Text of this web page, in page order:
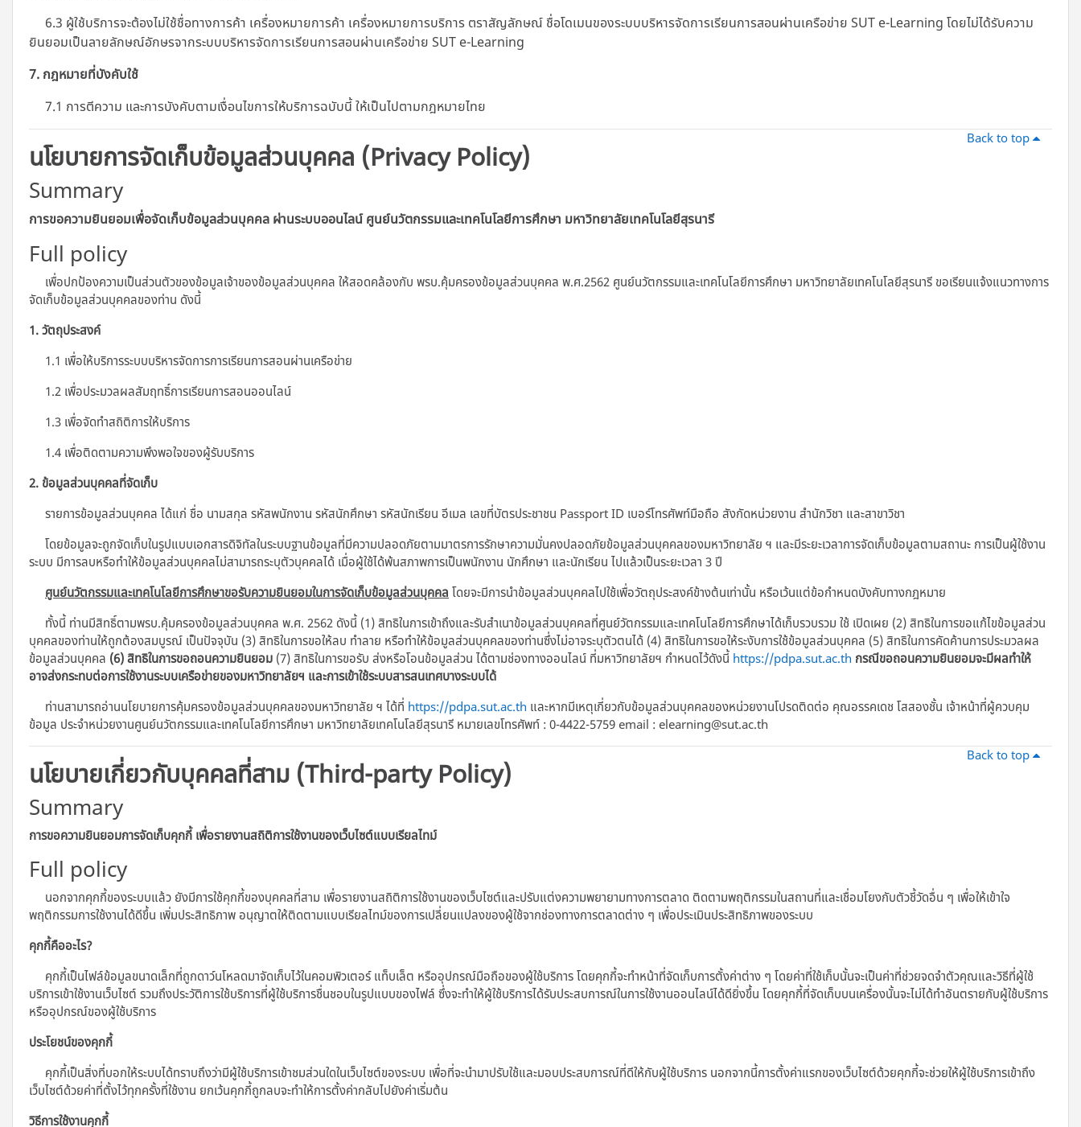
6.3 ผู้ใช้บริการจะต้องไม่ใช้ชื่อทางการค้า เครื่องหมายการค้า เครื่องหมายการบริการ ตราสัญลักษณ์ ชื่อโดเมนของระบบบริหารจัดการเรียนการสอนผ่านเครือข่าย SUT e-Learning โดยไม่ได้รับความ
ยินยอมเป็นลายลักษณ์อักษรจากระบบบริหารจัดการเรียนการสอนผ่านเครือข่าย SUT e-Learning
7. กฎหมายที่บังคับใช้
7.1 การตีความ และการบังคับตามเงื่อนไขการให้บริการฉบับนี้ ให้เป็นไปตามกฎหมายไทย
Back to top
นโยบายการจัดเก็บข้อมูลส่วนบุคคล (Privacy Policy)
Summary
การขอความยินยอมเพื่อจัดเก็บข้อมูลส่วนบุคคล ผ่านระบบออนไลน์ศูนย์นวัตกรรมและเทคโนโลยีการศึกษา มหาวิทยาลัยเทคโนโลยีสุรนารี
Full policy
เพื่อปกป้องความเป็นส่วนตัวของข้อมูลเจ้าของข้อมูลส่วนบุคคล ให้สอดคล้องกับ พรบ.คุ้มครองข้อมูลส่วนบุคคล พ.ศ.2562 ศูนย์นวัตกรรมและเทคโนโลยีการศึกษา มหาวิทยาลัยเทคโนโลยีสุรนารี ขอเรียนแจ้งแนวทางการ
จัดเก็บข้อมูลส่วนบุคคลของท่าน ดังนี้
1. วัตถุประสงค์
1.1 เพื่อให้บริการระบบบริหารจัดการการเรียนการสอนผ่านเครือข่าย
1.2 เพื่อประมวลผลสัมฤทธิ์การเรียนการสอนออนไลน์
1.3 เพื่อจัดทำสถิติการให้บริการ
1.4 เพื่อติดตามความพึงพอใจของผู้รับบริการ
2. ข้อมูลส่วนบุคคลที่จัดเก็บ
รายการข้อมูลส่วนบุคคล ได้แก่ ชื่อ นามสกุล รหัสพนักงาน รหัสนักศึกษา รหัสนักเรียน อีเมล เลขที่บัตรประชาชน Passport ID เบอร์โทรศัพท์มือถือ สังกัดหน่วยงาน สำนักวิชา และสาขาวิชา
โดยข้อมูลจะถูกจัดเก็บในรูปแบบเอกสารดิจิทัลในระบบฐานข้อมูลที่มีความปลอดภัยตามมาตรการรักษาความมั่นคงปลอดภัยข้อมูลส่วนบุคคลของมหาวิทยาลัย ฯ และมีระยะเวลาการจัดเก็บข้อมูลตามสถานะ การเป็นผู้ใช้งาน
ระบบ มีการลบหรือทำให้ข้อมูลส่วนบุคคลไม่สามารถระบุตัวบุคคลได้ เมื่อผู้ใช้ได้พ้นสภาพการเป็นพนักงาน นักศึกษา และนักเรียน ไปแล้วเป็นระยะเวลา 3 ปี
ศูนย์นวัตกรรมและเทคโนโลยีการศึกษาขอรับความยินยอมในการจัดเก็บข้อมูลส่วนบุคคล โดยจะมีการนำข้อมูลส่วนบุคคลไปใช้เพื่อวัตถุประสงค์ข้างต้นเท่านั้น หรือเว้นแต่ข้อกำหนดบังคับทางกฎหมาย
ทั้งนี้ ท่านมีสิทธิ์ตามพรบ.คุ้มครองข้อมูลส่วนบุคคล พ.ศ. 2562 ดังนี้ (1) สิทธิในการเข้าถึงและรับสำเนาข้อมูลส่วนบุคคลที่ศูนย์วัตกรรมและเทคโนโลยีการศึกษาได้เก็บรวบรวม ใช้ เปิดเผย (2) สิทธิในการขอแก้ไขข้อมูลส่วน
บุคคลของท่านให้ถูกต้องสมบูรณ์ เป็นปัจจุบัน (3) สิทธิในการขอให้ลบ ทำลาย หรือทำให้ข้อมูลส่วนบุคคลของท่านซึ่งไม่อาจระบุตัวตนได้ (4) สิทธิในการขอให้ระงับการใช้ข้อมูลส่วนบุคคล (5) สิทธิในการคัดค้านการประมวลผล
ข้อมูลส่วนบุคคล (6) สิทธิในการขอถอนความยินยอม (7) สิทธิในการขอรับ ส่งหรือโอนข้อมูลส่วน ได้ตามช่องทางออนไลน์ ที่มหาวิทยาลัยฯ กำหนดไว้ดังนี้ https://pdpa.sut.ac.th กรณีขอถอนความยินยอมจะมีผลทำให้
อาจส่งกระทบต่อการใช้งานระบบเครือข่ายของมหาวิทยาลัยฯ และการเข้าใช้ระบบสารสนเทศบางระบบได้
ท่านสามารถอ่านนโยบายการคุ้มครองข้อมูลส่วนบุคคลของมหาวิทยาลัย ฯ ได้ที่ https://pdpa.sut.ac.th และหากมีเหตุเกี่ยวกับข้อมูลส่วนบุคคลของหน่วยงานโปรดติดต่อ คุณอรรคเดช โสสองชั้น เจ้าหน้าที่ผู้ควบคุม
ข้อมูล ประจําหน่วยงานศูนย์นวัตกรรมและเทคโนโลยีการศึกษา มหาวิทยาลัยเทคโนโลยีสุรนารี หมายเลขโทรศัพท์ : 0-4422-5759 email : elearning@sut.ac.th
Back to top
นโยบายเกี่ยวกับบุคคลที่สาม (Third-party Policy)
Summary
การขอความยินยอมการจัดเก็บคุกกี้ เพื่อรายงานสถิติการใช้งานของเว็บไซต์แบบเรียลไทม์
Full policy
นอกจากคุกกี้ของระบบแล้ว ยังมีการใช้คุกกี้ของบุคคลที่สาม เพื่อรายงานสถิติการใช้งานของเว็บไซต์และปรับแต่งความพยายามทางการตลาด ติดตามพฤติกรรมในสถานที่และเชื่อมโยงกับตัวชี้วัดอื่น ๆ เพื่อให้เข้าใจ
พฤติกรรมการใช้งานได้ดีขึ้น เพิ่มประสิทธิภาพ อนุญาตให้ติดตามแบบเรียลไทม์ของการเปลี่ยนแปลงของผู้ใช้จากช่องทางการตลาดต่าง ๆ เพื่อประเมินประสิทธิภาพของระบบ
คุกกี้คืออะไร?
คุกกี้เป็นไฟล์ข้อมูลขนาดเล็กที่ถูกดาว์นโหลดมาจัดเก็บไว้ในคอมพิวเตอร์ แท็บเล็ต หรืออุปกรณ์มือถือของผู้ใช้บริการ โดยคุกกี้จะทำหน้าที่จัดเก็บการตั้งค่าต่าง ๆ โดยค่าที่ใช้เก็บนั้นจะเป็นค่าที่ช่วยจดจำตัวคุณและวิธีที่ผู้ใช้
บริการเข้าใช้งานเว็บไซต์ รวมถึงประวัติการใช้บริการที่ผู้ใช้บริการชื่นชอบในรูปแบบของไฟล์ ซึ่งจะทำให้ผู้ใช้บริการได้รับประสบการณ์ในการใช้งานออนไลน์ได้ดียิ่งขึ้น โดยคุกกี้ที่จัดเก็บบนเครื่องนั้นจะไม่ได้ทำอันตรายกับผู้ใช้บริการ
หรืออุปกรณ์ของผู้ใช้บริการ
ประโยชน์ของคุกกี้
คุกกี้เป็นสิ่งที่บอกให้ระบบได้ทราบถึงว่ามีผู้ใช้บริการเข้าชมส่วนใดในเว็บไซต์ของระบบ เพื่อที่จะนำมาปรับใช้และมอบประสบการณ์ที่ดีให้กับผู้ใช้บริการ นอกจากนี้การตั้งค่าแรกของเว็บไซต์ด้วยคุกกี้จะช่วยให้ผู้ใช้บริการเข้าถึง
เว็บไซต์ด้วยค่าที่ตั้งไว้ทุกครั้งที่ใช้งาน ยกเว้นคุกกี้ถูกลบจะทำให้การตั้งค่ากลับไปยังค่าเริ่มต้น
วิธีการใช้งานคุกกี้